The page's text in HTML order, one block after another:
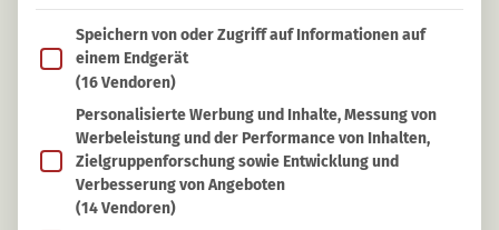
Marco
Wildkräuter-Sammelkalender: Kräuter,
Bäume, Obst & mehr
Im Folgenden findest du eine Liste der Zwecke des IAB
Speichern von oder Zugriff auf Informationen auf
einem Endgerät
(16 Vendoren)
Personalisierte Werbung und Inhalte, Messung von
Werbeleistung und der Performance von Inhalten,
Zielgruppenforschung sowie Entwicklung und
Verbesserung von Angeboten
(14 Vendoren)